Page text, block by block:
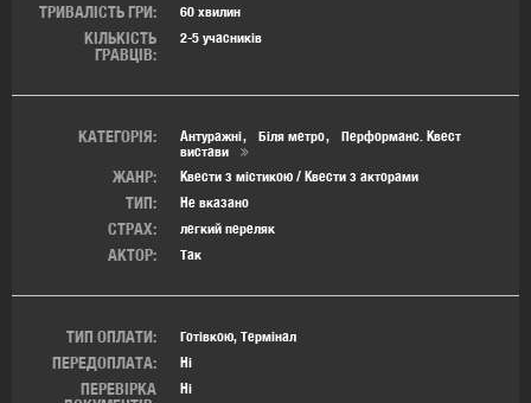
ТРИВАЛІСТЬ ГРИ: 60 хвилин
КІЛЬКІСТЬ
ГРАВЦІВ:
2-5 учасників
КАТЕГОРІЯ: Антуражні Біля метро
Перформанс. Квест
вистави
ЖАНР: Квести з містикою / Квести з акторами
ТИП: Не вказано
СТРАХ: легкий переляк
АКТОР: Так
ТИП ОПЛАТИ: Готівкою, Термінал
ПЕРЕДОПЛАТА: Ні
ПЕРЕВІРКА
Ні